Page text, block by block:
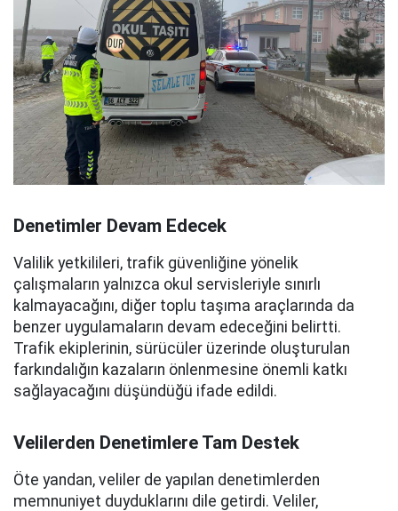
Denetimler Devam Edecek
Valilik yetkilileri, trafik güvenliğine yönelik
çalışmaların yalnızca okul servisleriyle sınırlı
kalmayacağını, diğer toplu taşıma araçlarında da
benzer uygulamaların devam edeceğini belirtti.
Trafik ekiplerinin, sürücüler üzerinde oluşturulan
farkındalığın kazaların önlenmesine önemli katkı
sağlayacağını düşündüğü ifade edildi.
Velilerden Denetimlere Tam Destek
Öte yandan, veliler de yapılan denetimlerden
memnuniyet duyduklarını dile getirdi. Veliler,